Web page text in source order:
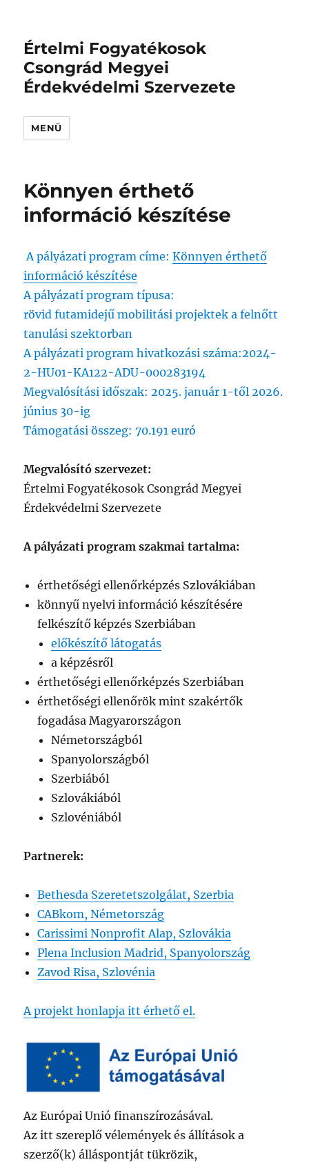
Értelmi Fogyatékosok
Csongrád Megyei
Érdekvédelmi Szervezete
MENÜ
Könnyen érthető
információ készítése
A pályázati program címe:Könnyen érthető
információ készítése
A pályázati program típusa:
rövid futamidejű mobilitási projektek a felnőtt
tanulási szektorban
A pályázati program hivatkozási száma:2024-
2-HU01-KA122-ADU-000283194
Megvalósítási időszak: 2025. január 1-től 2026.
június 30-ig
Támogatási összeg: 70.191 euró
Megvalósító szervezet:
Értelmi Fogyatékosok Csongrád Megyei
Érdekvédelmi Szervezete
A pályázati program szakmai tartalma:
érthetőségi ellenőrképzés Szlovákiában
könnyű nyelvi információ készítésére
felkészítő képzés Szerbiában
előkészítő látogatás
a képzésről
érthetőségi ellenőrképzés Szerbiában
érthetőségi ellenőrök mint szakértők
fogadása Magyarországon
Németországból
Spanyolországból
Szerbiából
Szlovákiából
Szlovéniából
Partnerek:
Bethesda Szeretetszolgálat, Szerbia
CABkom, Németország
Carissimi Nonprofit Alap, Szlovákia
Plena Inclusion Madrid, Spanyolország
Zavod Risa, Szlovénia
A projekt honlapja itt érhető el.
Az Európai Unió finanszírozásával.
Az itt szereplő vélemények és állítások a
szerző(k) álláspontját tükrözik,